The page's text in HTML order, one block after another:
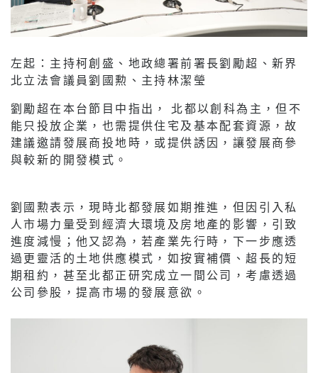
左起：主持柯創盛、地政總署前署長劉勵超、新界
北立法會議員劉國勲、主持林潔瑩
劉勵超在本台節目中指出， 北都以創科為主，但不
能只投放企業，也需提供住宅及基本配套資源，故
建議邀請發展商投地時，或提供誘因，讓發展商參
與較新的開發模式。
劉國勲表示，現時北都發展如期推進，但因引入私
人市場力量受到經濟大環境及房地產的影響，引致
進度減慢；他又認為，若產業先行時，下一步應透
過更靈活的土地供應模式，如按實補價、超長的短
期租約，甚至北都正研究成立一間公司，考慮透過
公司參股，提高市場的發展意欲。